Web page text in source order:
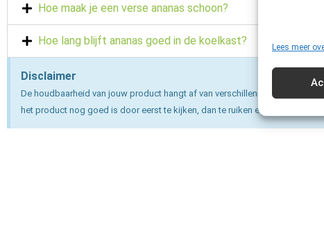
Lees meer
Hoe maak je een verse ananas schoon?
Hoe lang blijft ananas goed in de koelkast?
Disclaimer
De houdbaarheid van jouw product hangt af van verschillende factoren en
het product nog goed is door eerst te kijken, dan te ruiken en dan pas te